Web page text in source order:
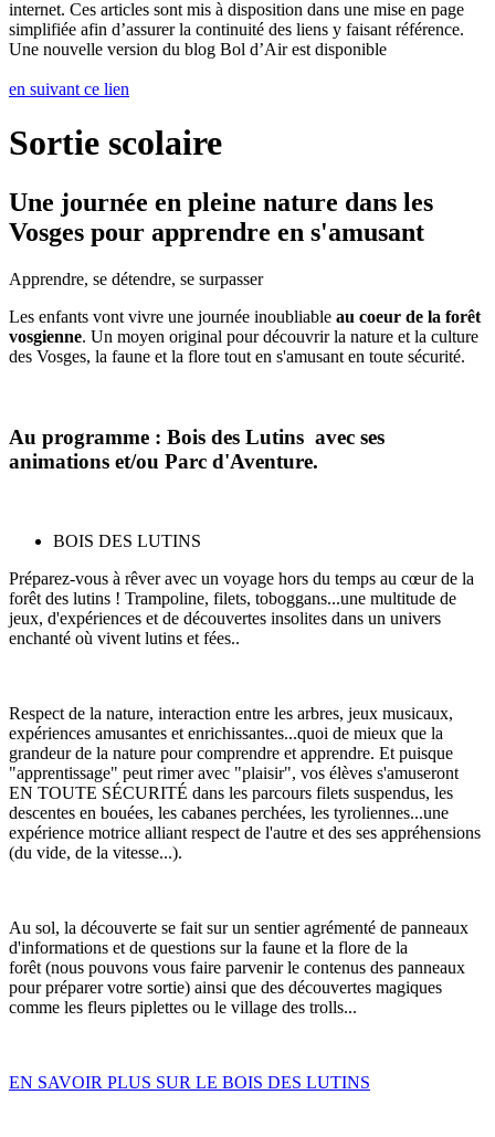
internet. Ces articles sont mis à disposition dans une mise en page
simplifiée afin d’assurer la continuité des liens y faisant référence.
Une nouvelle version du blog Bol d’Air est disponible
en suivant ce lien
Sortie scolaire
Une journée en pleine nature dans les
Vosges pour apprendre en s'amusant
Apprendre, se détendre, se surpasser
Les enfants vont vivre une journée inoubliable au coeur de la forêt
vosgienne. Un moyen original pour découvrir la nature et la culture
des Vosges, la faune et la flore tout en s'amusant en toute sécurité.
Au programme : Bois des Lutins avec ses
animations et/ou Parc d'Aventure.
BOIS DES LUTINS
Préparez-vous à rêver avec un voyage hors du temps au cœur de la
forêt des lutins ! Trampoline, filets, toboggans...une multitude de
jeux, d'expériences et de découvertes insolites dans un univers
enchanté où vivent lutins et fées..
Respect de la nature, interaction entre les arbres, jeux musicaux,
expériences amusantes et enrichissantes...quoi de mieux que la
grandeur de la nature pour comprendre et apprendre. Et puisque
"apprentissage" peut rimer avec "plaisir", vos élèves s'amuseront
EN TOUTE SÉCURITÉ dans les parcours filets suspendus, les
descentes en bouées, les cabanes perchées, les tyroliennes...une
expérience motrice alliant respect de l'autre et des ses appréhensions
(du vide, de la vitesse...).
Au sol, la découverte se fait sur un sentier agrémenté de panneaux
d'informations et de questions sur la faune et la flore de la
forêt (nous pouvons vous faire parvenir le contenus des panneaux
pour préparer votre sortie) ainsi que des découvertes magiques
comme les fleurs piplettes ou le village des trolls...
EN SAVOIR PLUS SUR LE BOIS DES LUTINS